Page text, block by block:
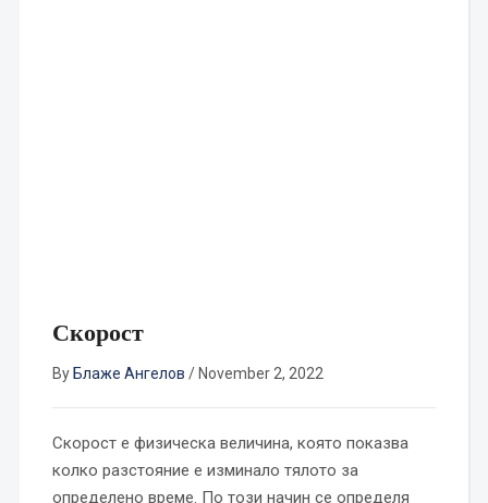
Скорост
By Блаже Ангелов / November 2, 2022
Скорост е физическа величина, която показва
колко разстояние е изминало тялото за
определено време. По този начин се определя